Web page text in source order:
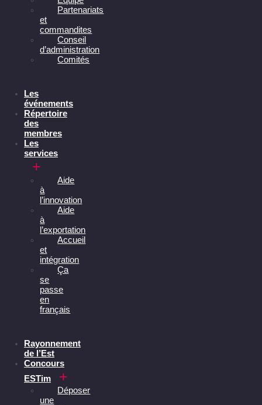
Partenariats
et
commandites
Conseil
d’administration
Comités
Les
événements
Répertoire
des
membres
Les
services
Aide
à
l’innovation
Aide
à
l’exportation
Accueil
et
intégration
Ça
se
passe
en
français
Rayonnement
de l’Est
Concours
ESTim
Déposer
une